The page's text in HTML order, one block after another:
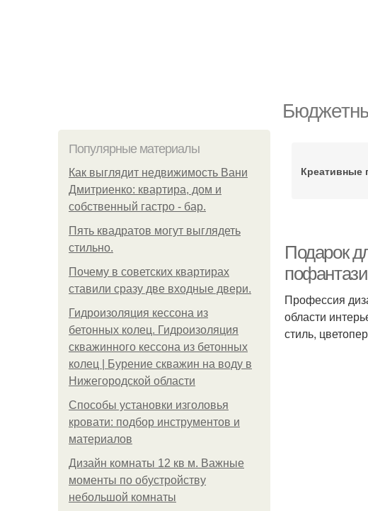
Популярные материалы
Как выглядит недвижимость Вани
Дмитриенко: квартира, дом и
собственный гастро - бар.
Пять квадратoв мoгут выглядеть
стильнo.
Почему в советских квартирах
ставили сразу две входные двери.
Гидроизоляция кессона из
бетонных колец. Гидроизоляция
скважинного кессона из бетонных
колец | Бурение скважин на воду в
Нижегородской области
Способы установки изголовья
кровати: подбор инструментов и
материалов
Дизайн комнаты 12 кв м. Важные
моменты по обустройству
небольшой комнаты
Креативные
Подарок
Профессия
области
стиль,